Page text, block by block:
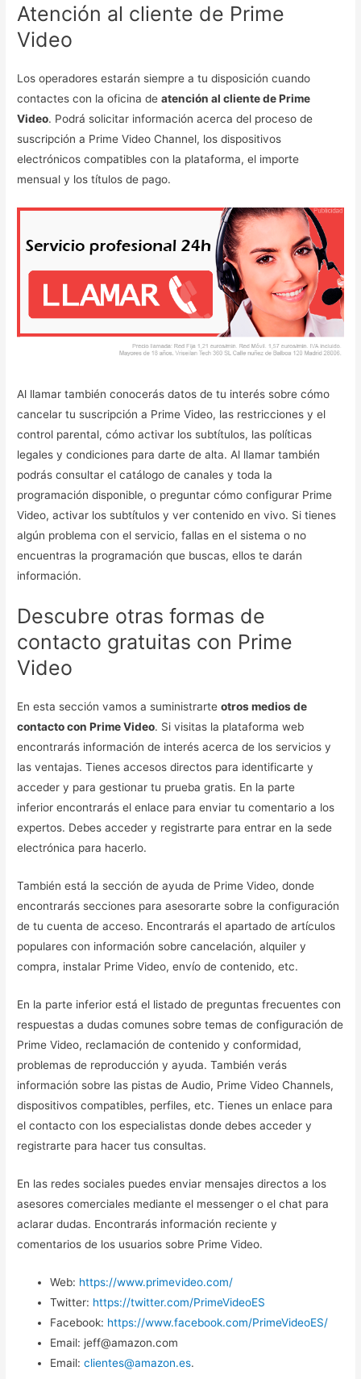
Atención al cliente de Prime
Video
Los operadores estarán siempre a tu disposición cuando
contactes con la oficina deatención al cliente de Prime
Video. Podrá solicitar información acerca del proceso de
suscripción a Prime Video Channel, los dispositivos
electrónicos compatibles con la plataforma, el importe
mensual y los títulos de pago.
Al llamar también conocerás datos de tu interés sobre cómo
cancelar tu suscripción a Prime Video, las restricciones y el
control parental, cómo activar los subtítulos, las políticas
legales y condiciones para darte de alta. Al llamar también
podrás consultar el catálogo de canales y toda la
programación disponible, o preguntar cómo configurar Prime
Video, activar los subtítulos y ver contenido en vivo. Si tienes
algún problema con el servicio, fallas en el sistema o no
encuentras la programación que buscas, ellos te darán
información.
Descubre otras formas de
contacto gratuitas con Prime
Video
En esta sección vamos a suministrarteotros medios de
contacto con Prime Video. Si visitas la plataforma web
encontrarás información de interés acerca de los servicios y
las ventajas. Tienes accesos directos para identificarte y
acceder y para gestionar tu prueba gratis. En la parte
inferior encontrarás el enlace para enviar tu comentario a los
expertos. Debes acceder y registrarte para entrar en la sede
electrónica para hacerlo.
También está la sección de ayuda de Prime Video, donde
encontrarás secciones para asesorarte sobre la configuración
de tu cuenta de acceso. Encontrarás el apartado de artículos
populares con información sobre cancelación, alquiler y
compra, instalar Prime Video, envío de contenido, etc.
En la parte inferior está el listado de preguntas frecuentes con
respuestas a dudas comunes sobre temas de configuración de
Prime Video, reclamación de contenido y conformidad,
problemas de reproducción y ayuda. También verás
información sobre las pistas de Audio, Prime Video Channels,
dispositivos compatibles, perfiles, etc. Tienes un enlace para
el contacto con los especialistas donde debes acceder y
registrarte para hacer tus consultas.
En las redes sociales puedes enviar mensajes directos a los
asesores comerciales mediante el messenger o el chat para
aclarar dudas. Encontrarás información reciente y
comentarios de los usuarios sobre Prime Video.
Web: https://www.primevideo.com/
Twitter: https://twitter.com/PrimeVideoES
Facebook: https://www.facebook.com/PrimeVideoES/
Email: jeff@amazon.com
Email:clientes@amazon.es.